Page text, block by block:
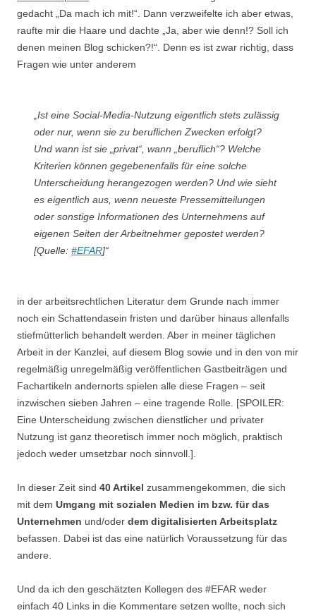
gedacht „Da mach ich mit!“. Dann verzweifelte ich aber etwas,
raufte mir die Haare und dachte „Ja, aber wie denn!? Soll ich
denen meinen Blog schicken?!“. Denn es ist zwar richtig, dass
Fragen wie unter anderem
„Ist eine Social-Media-Nutzung eigentlich stets zulässig
oder nur, wenn sie zu beruflichen Zwecken erfolgt?
Und wann ist sie „privat“, wann „beruflich“? Welche
Kriterien können gegebenenfalls für eine solche
Unterscheidung herangezogen werden? Und wie sieht
es eigentlich aus, wenn neueste Pressemitteilungen
oder sonstige Informationen des Unternehmens auf
eigenen Seiten der Arbeitnehmer gepostet werden?
[Quelle: #EFAR]“
in der arbeitsrechtlichen Literatur dem Grunde nach immer
noch ein Schattendasein fristen und darüber hinaus allenfalls
stiefmütterlich behandelt werden. Aber in meiner täglichen
Arbeit in der Kanzlei, auf diesem Blog sowie und in den von mir
regelmäßig unregelmäßig veröffentlichen Gastbeiträgen und
Fachartikeln andernorts spielen alle diese Fragen – seit
inzwischen sieben Jahren – eine tragende Rolle. [SPOILER:
Eine Unterscheidung zwischen dienstlicher und privater
Nutzung ist ganz theoretisch immer noch möglich, praktisch
jedoch weder umsetzbar noch sinnvoll.].
In dieser Zeit sind 40 Artikel zusammengekommen, die sich
mit dem Umgang mit sozialen Medien im bzw. für das
Unternehmen und/oder dem digitalisierten Arbeitsplatz
befassen. Dabei ist das eine natürlich Voraussetzung für das
andere.
Und da ich den geschätzten Kollegen des #EFAR weder
einfach 40 Links in die Kommentare setzen wollte, noch sich